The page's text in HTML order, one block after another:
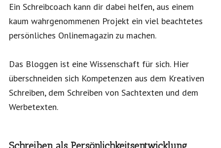
Ein Schreibcoach kann dir dabei helfen, aus einem
kaum wahrgenommenen Projekt ein viel beachtetes
persönliches Onlinemagazin zu machen.
Das Bloggen ist eine Wissenschaft für sich. Hier
überschneiden sich Kompetenzen aus dem Kreativen
Schreiben, dem Schreiben von Sachtexten und dem
Werbetexten.
Schreiben als Persönlichkeitsentwicklung